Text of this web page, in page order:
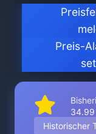
Preis-
Historischer